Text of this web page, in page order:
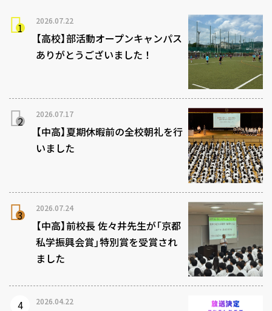
2026.07.22
【高校】部活動オープンキャンパス
ありがとうございました！
2026.07.17
【中高】夏期休暇前の全校朝礼を行
いました
2026.07.24
【中高】前校長 佐々井先生が「京都
私学振興会賞」特別賞を受賞され
ました
2026.04.22